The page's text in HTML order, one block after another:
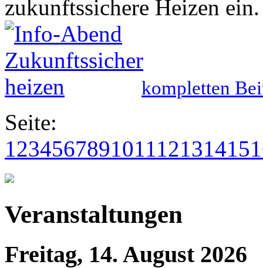
zukunftssichere Heizen
kompletten
Seite:
123456789101112131415
Veranstaltungen
Freitag, 14. August 2026